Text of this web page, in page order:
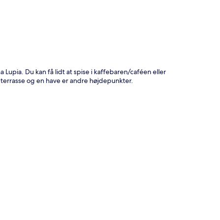
Du kan få lidt at spise i kaffebaren/caféen eller
og en have er andre højdepunkter.